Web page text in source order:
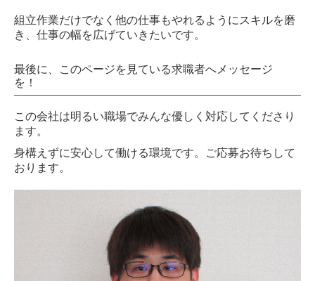
GLTD制度
健康経営への取組
お問い合わせ
プライバシーポリシー
組立作業だけでなく他の仕事もやれるようにスキルを磨
き、仕事の幅を広げていきたいです。
最後に、このページを見ている求職者へメッセージ
を！
この会社は明るい職場でみんな優しく対応してくださり
ます。
身構えずに安心して働ける環境です。ご応募お待ちして
おります。